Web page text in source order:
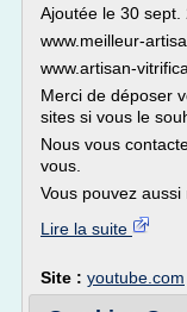
Ajoutée le 30 sept.
www.meilleur-
www.artisan-
Merci de déposer
sites si vous le
Nous vous
vous.
Vous pouvez aussi
Lire la suite
Site : youtube.com